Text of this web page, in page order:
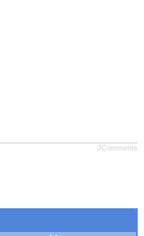
JComments